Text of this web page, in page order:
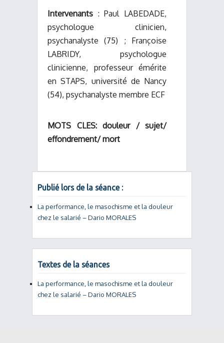
Intervenants : Paul LABEDADE,
psychologue clinicien,
psychanalyste (75) ; Françoise
LABRIDY, psychologue
clinicienne, professeur émérite
en STAPS, université de Nancy
(54), psychanalyste membre ECF
MOTS CLES: douleur / sujet/
effondrement/ mort
Publié lors de la séance :
La performance, le masochisme et la douleur
chez le salarié – Dario MORALES
Textes de la séances
La performance, le masochisme et la douleur
chez le salarié – Dario MORALES